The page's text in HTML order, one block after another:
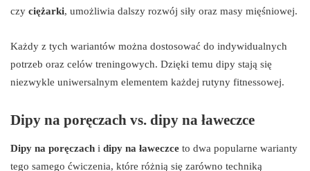
czy ciężarki, umożliwia dalszy rozwój siły oraz masy mięśniowej.
Każdy z tych wariantów można dostosować do indywidualnych
potrzeb oraz celów treningowych. Dzięki temu dipy stają się
niezwykle uniwersalnym elementem każdej rutyny fitnessowej.
Dipy na poręczach vs. dipy na ławeczce
Dipy na poręczach i dipy na ławeczce to dwa popularne warianty
tego samego ćwiczenia, które różnią się zarówno techniką